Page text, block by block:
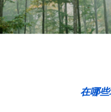
在哪些